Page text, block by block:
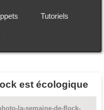
Tutoriels
est écologique
la-semaine-de-flock-